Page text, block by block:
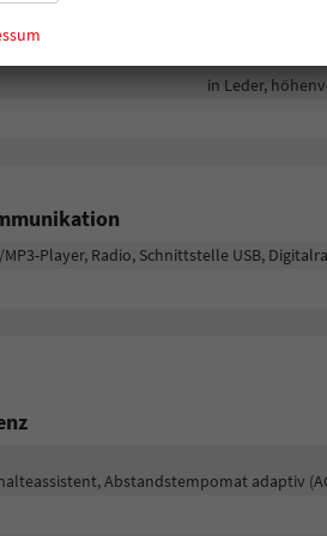
in Leder,
MP3-Player, Radio, Schnittstelle USB,
Abstandstempomat adaptiv